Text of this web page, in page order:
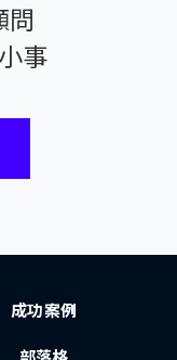
問
事
成功案例